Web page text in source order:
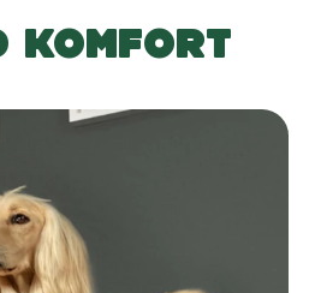
KOMFORT